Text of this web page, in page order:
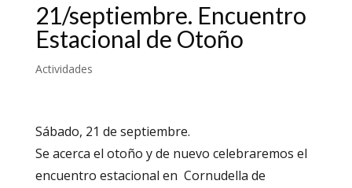
21/septiembre. Encuentro
Estacional de Otoño
Actividades
Sábado, 21 de septiembre.
Se acerca el otoño y de nuevo celebraremos el
encuentro estacional en Cornudella de